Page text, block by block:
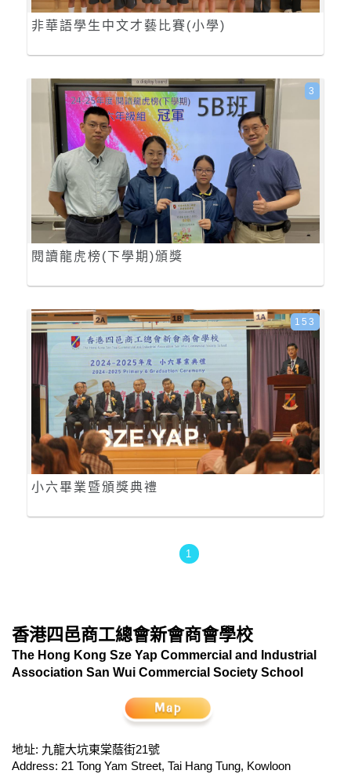
非華語學生中文才藝比賽(小學)
閱讀龍虎榜(下學期)頒獎
3
小六畢業暨頒獎典禮
153
1
香港四邑商工總會新會商會學校
The Hong Kong Sze Yap Commercial and Industrial
Association San Wui Commercial Society School
地址: 九龍大坑東棠蔭街21號
Address: 21 Tong Yam Street, Tai Hang Tung, Kowloon